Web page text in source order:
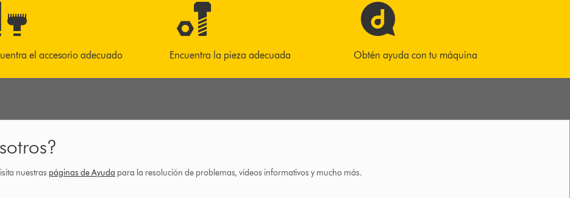
el accesorio adecuado Encuentra la pieza adecuada Obtén ayuda con tu máquina
nuestras páginas de Ayuda para la resolución de problemas, vídeos informativos y mucho más.